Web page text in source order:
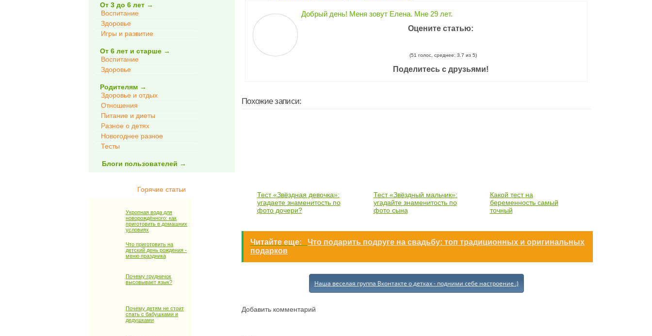
От 3 до 6 лет →
Воспитание
Здоровье
Игры и развитие
От 6 лет и старше →
Воспитание
Здоровье
Родителям →
Здоровье и отдых
Отношения
Питание и диеты
Разное о детях
Новогоднее разное
Тесты
Блоги пользователей →
Горячие статьи
Укропная вода для
новорождённого: как
приготовить в домашних
условиях
Что приготовить на
детский день рождения -
меню праздника
Почему грудничок
высовывает язык?
Почему детям не стоит
спать с бабушками и
дедушками
Добрый день! Меня зовут Елена. Мне 29 лет.
Оцените статью:
(51 голос, среднее: 3.7 из 5)
Поделитесь с друзьями!
Похожие записи:
Тест «Звёздная девочка»:
угадаете знаменитость по
фото дочери?
Тест «Звёздный мальчик»:
угадайте знаменитость по
фото сына
Какой тест на
беременность самый
точный
Читайте еще:
Что подарить подруге на свадьбу: топ традиционных и оригинальных
подарков
Наша веселая группа Вконтакте о детках - подними себе настроение :)
Добавить комментарий